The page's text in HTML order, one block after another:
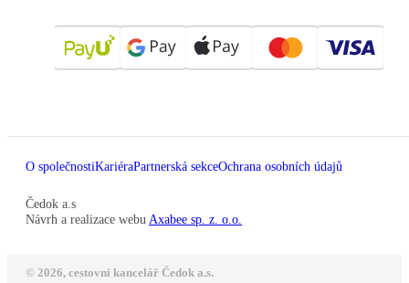
O společnostiKariéraPartnerská sekceOchrana osobních údajů
Čedok a.s
Návrh a realizace webu Axabee sp. z. o.o.
© 2026, cestovní kancelář Čedok a.s.